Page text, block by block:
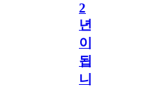
2
년
이
됩
니